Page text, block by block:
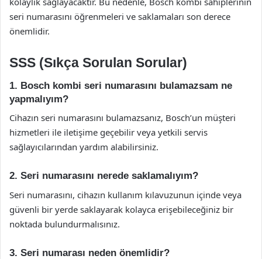
seri numarasını öğrenmeleri ve saklamaları son derece
önemlidir.
SSS (Sıkça Sorulan Sorular)
1. Bosch kombi seri numarasını bulamazsam ne
yapmalıyım?
Cihazın seri numarasını bulamazsanız, Bosch’un müşteri
hizmetleri ile iletişime geçebilir veya yetkili servis
sağlayıcılarından yardım alabilirsiniz.
2. Seri numarasını nerede saklamalıyım?
Seri numarasını, cihazın kullanım kılavuzunun içinde veya
güvenli bir yerde saklayarak kolayca erişebileceğiniz bir
noktada bulundurmalısınız.
3. Seri numarası neden önemlidir?